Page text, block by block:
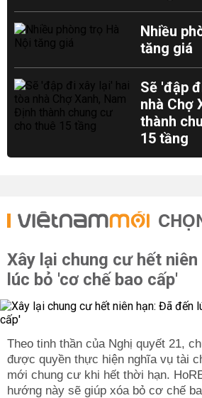
Nhiều
tăng giá
Sẽ 'đập
nhà Chợ
thành
15 tầng
Xây lại chung cư hết
lúc bỏ 'cơ chế bao cấp'
Theo tinh thần của Nghị quyết 21,
được quyền thực hiện nghĩa vụ tài
mới chung cư khi hết thời hạn.
hướng này sẽ giúp xóa bỏ cơ chế